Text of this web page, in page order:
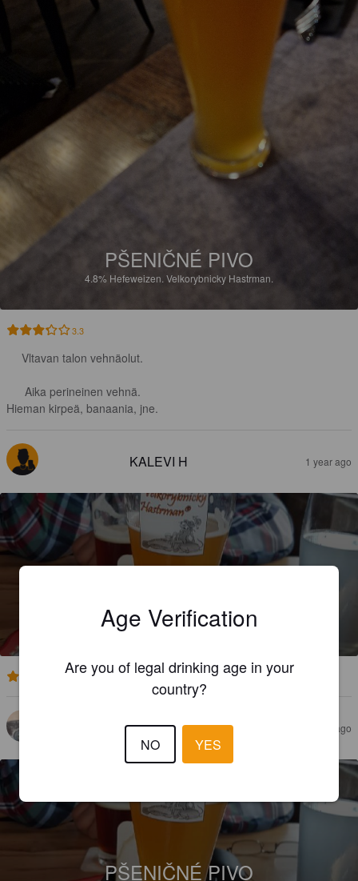
PŠENIČNÉ PIVO
4.8% Hefeweizen. Velkorybnicky Hastrman.
3.3
Vltavan talon vehnäolut.
Aika perineinen vehnä.
Hieman kirpeä, banaania, jne.
KALEVI H 1 year ago
PŠENIČNÉ PIVO
4.8%Hefeweizen.Velkorybnicky Hastrman.
3.4
RASDIVONDEE 2 years ago
PŠENIČNÉ PIVO
Age Verification
Are you of legal drinking age in your
country?
NO YES